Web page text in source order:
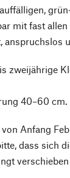
mit fast
anspruchslos
zweijährige
40–60 cm.
Anfang
dass sich